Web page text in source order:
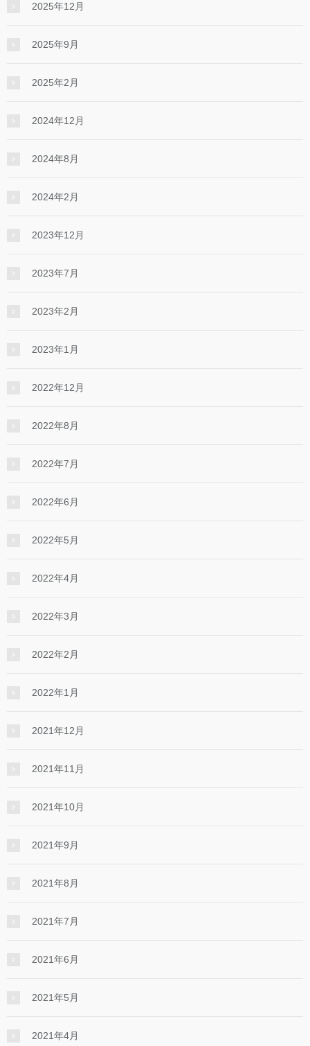
2025年12月
2025年9月
2025年2月
2024年12月
2024年8月
2024年2月
2023年12月
2023年7月
2023年2月
2023年1月
2022年12月
2022年8月
2022年7月
2022年6月
2022年5月
2022年4月
2022年3月
2022年2月
2022年1月
2021年12月
2021年11月
2021年10月
2021年9月
2021年8月
2021年7月
2021年6月
2021年5月
2021年4月